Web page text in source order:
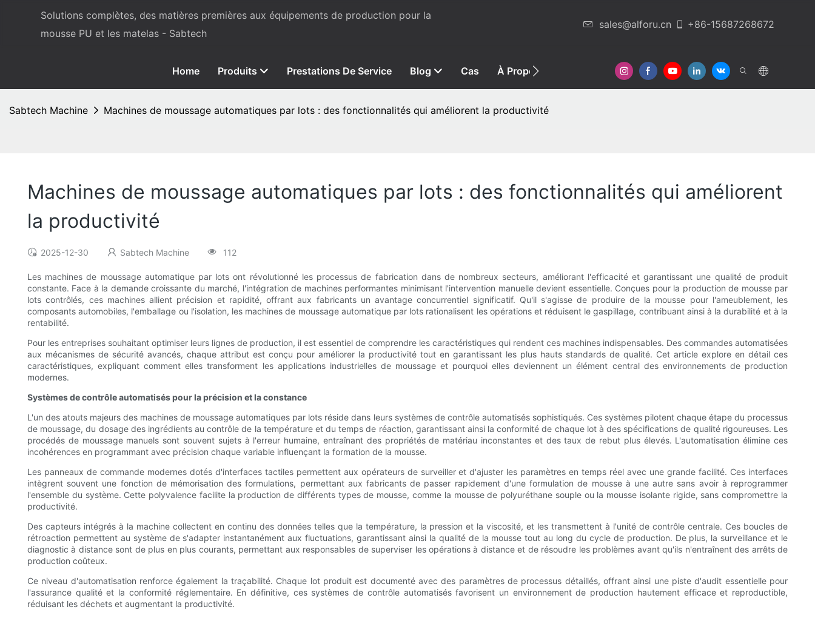
Solutions complètes, des matières premières aux équipements de production pour la
mousse PU et les matelas - Sabtech
sales@alforu.cn +86-15687268672
Home Produits Prestations De Service Blog Cas À Propos De Nous Nous Contacter
Sabtech Machine Machines de moussage automatiques par lots : des fonctionnalités qui améliorent la productivité
Machines de moussage automatiques par lots : des fonctionnalités qui améliorent
la productivité
2025-12-30 Sabtech Machine 112
Les machines de moussage automatique par lots ont révolutionné les processus de fabrication dans de nombreux secteurs, améliorant l'efficacité et garantissant une qualité de produit
constante. Face à la demande croissante du marché, l'intégration de machines performantes minimisant l'intervention manuelle devient essentielle. Conçues pour la production de mousse par
lots contrôlés, ces machines allient précision et rapidité, offrant aux fabricants un avantage concurrentiel significatif. Qu'il s'agisse de produire de la mousse pour l'ameublement, les
composants automobiles, l'emballage ou l'isolation, les machines de moussage automatique par lots rationalisent les opérations et réduisent le gaspillage, contribuant ainsi à la durabilité et à la
rentabilité.
Pour les entreprises souhaitant optimiser leurs lignes de production, il est essentiel de comprendre les caractéristiques qui rendent ces machines indispensables. Des commandes automatisées
aux mécanismes de sécurité avancés, chaque attribut est conçu pour améliorer la productivité tout en garantissant les plus hauts standards de qualité. Cet article explore en détail ces
caractéristiques, expliquant comment elles transforment les applications industrielles de moussage et pourquoi elles deviennent un élément central des environnements de production
modernes.
Systèmes de contrôle automatisés pour la précision et la constance
L'un des atouts majeurs des machines de moussage automatiques par lots réside dans leurs systèmes de contrôle automatisés sophistiqués. Ces systèmes pilotent chaque étape du processus
de moussage, du dosage des ingrédients au contrôle de la température et du temps de réaction, garantissant ainsi la conformité de chaque lot à des spécifications de qualité rigoureuses. Les
procédés de moussage manuels sont souvent sujets à l'erreur humaine, entraînant des propriétés de matériau inconstantes et des taux de rebut plus élevés. L'automatisation élimine ces
incohérences en programmant avec précision chaque variable influençant la formation de la mousse.
Les panneaux de commande modernes dotés d'interfaces tactiles permettent aux opérateurs de surveiller et d'ajuster les paramètres en temps réel avec une grande facilité. Ces interfaces
intègrent souvent une fonction de mémorisation des formulations, permettant aux fabricants de passer rapidement d'une formulation de mousse à une autre sans avoir à reprogrammer
l'ensemble du système. Cette polyvalence facilite la production de différents types de mousse, comme la mousse de polyuréthane souple ou la mousse isolante rigide, sans compromettre la
productivité.
Des capteurs intégrés à la machine collectent en continu des données telles que la température, la pression et la viscosité, et les transmettent à l'unité de contrôle centrale. Ces boucles de
rétroaction permettent au système de s'adapter instantanément aux fluctuations, garantissant ainsi la qualité de la mousse tout au long du cycle de production. De plus, la surveillance et le
diagnostic à distance sont de plus en plus courants, permettant aux responsables de superviser les opérations à distance et de résoudre les problèmes avant qu'ils n'entraînent des arrêts de
production coûteux.
Ce niveau d'automatisation renforce également la traçabilité. Chaque lot produit est documenté avec des paramètres de processus détaillés, offrant ainsi une piste d'audit essentielle pour
l'assurance qualité et la conformité réglementaire. En définitive, ces systèmes de contrôle automatisés favorisent un environnement de production hautement efficace et reproductible,
réduisant les déchets et augmentant la productivité.